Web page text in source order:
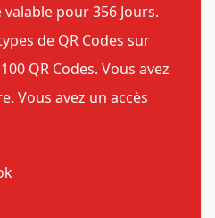
pour 356 Jours.
de QR Codes sur
QR Codes. Vous avez
Vous avez un accès